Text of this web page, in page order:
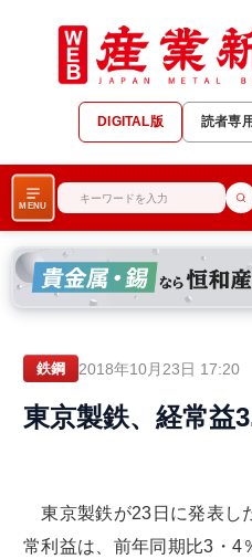
DIGITAL版 読者専
MENU
鉄鋼 2018年10月23日 17:20
東京製鉄、経常益
東京製鉄が23日に発表し
常利益は、前年同期比3・4